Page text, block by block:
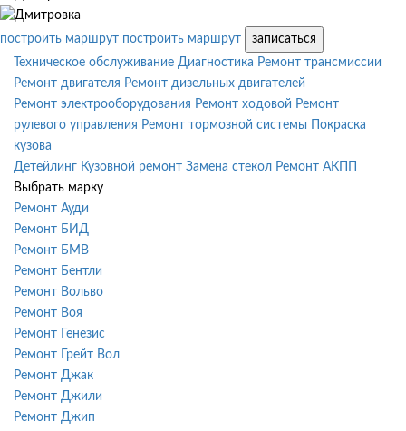
построить маршрут построить маршрут
записаться
Техническое обслуживание Диагностика Ремонт трансмиссии
Ремонт двигателя Ремонт дизельных двигателей
Ремонт электрооборудования Ремонт ходовой Ремонт
рулевого управления Ремонт тормозной системы
Покраска
кузова
Детейлинг Кузовной ремонт Замена стекол Ремонт АКПП
Выбрать марку
Ремонт Ауди
Ремонт БИД
Ремонт БМВ
Ремонт Бентли
Ремонт Вольво
Ремонт Воя
Ремонт Генезис
Ремонт Грейт Вол
Ремонт Джак
Ремонт Джили
Ремонт Джип